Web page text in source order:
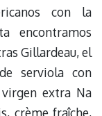
con la
encontramos
Gillardeau, el
serviola con
extra Na
crème fraîche,